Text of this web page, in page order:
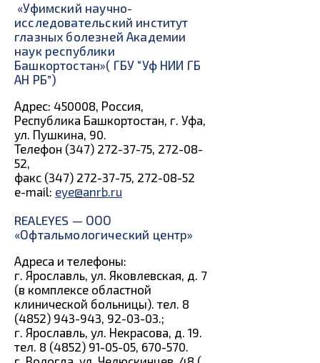
«Уфимский научно-
исследовательский институт
глазных болезней Академии
наук республики
Башкортостан»( ГБУ “Уф НИИ ГБ
АН РБ”)
Адрес: 450008, Россия,
Республика Башкортостан, г. Уфа,
ул. Пушкина, 90.
Телефон (347) 272-37-75, 272-08-
52,
факс (347) 272-37-75, 272-08-52
e-mail: eye@anrb.ru
REALEYES — ООО
«Офтальмологический центр»
Адреса и телефоны:
г. Ярославль, ул. Яковлевская, д. 7
(в комплексе областной
клинической больницы). тел. 8
(4852) 943-943, 92-03-03.;
г. Ярославль, ул. Некрасова, д. 19.
тел. 8 (4852) 91-05-05, 670-570.